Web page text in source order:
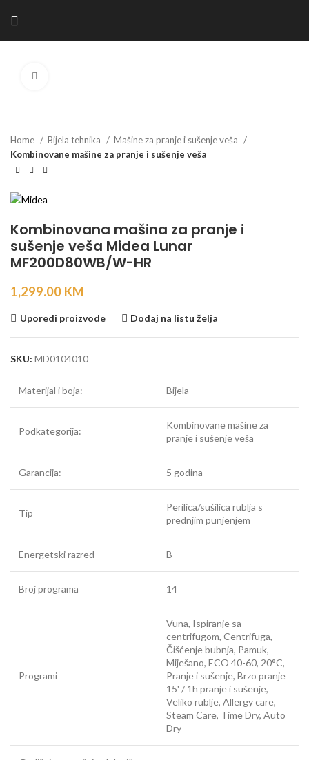
Home Bijela tehnika
Mašine za pranje i sušenje veša
Kombinovane mašine za pranje i sušenje veša
Kombinovana mašina za pranje i
sušenje veša Midea Lunar
MF200D80WB/W-HR
1,299.00 KM
Uporedi proizvode Dodaj na listu želja
SKU: MD0104010
Materijal i boja: Bijela
Podkategorija:
Kombinovane mašine za
pranje i sušenje veša
Garancija: 5 godina
Tip
Perilica/sušilica rublja s
prednjim punjenjem
Energetski razred B
Broj programa 14
Programi
Vuna, Ispiranje sa
centrifugom, Centrifuga,
Čišćenje bubnja, Pamuk,
Miješano, ECO 40-60, 20°C,
Pranje i sušenje, Brzo pranje
15' / 1h pranje i sušenje,
Veliko rublje, Allergy care,
Steam Care, Time Dry, Auto
Dry